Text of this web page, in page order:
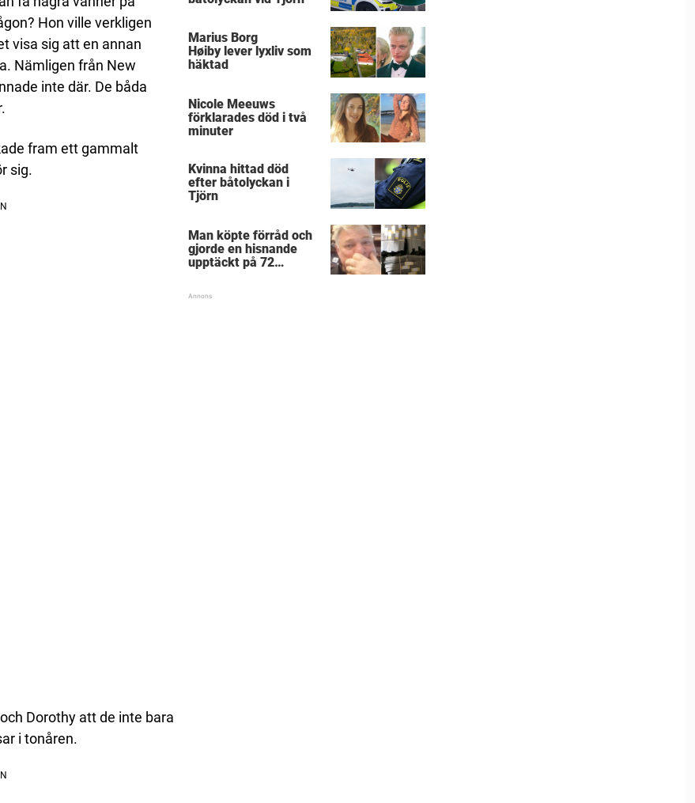
Hon ville verkligen
visa sig att en annan
Nämligen från New
inte där. De båda
fram ett gammalt
sig.
Dorothy att de inte bara
i tonåren.
Marius Borg
Høiby lever lyxliv som
häktad
Nicole Meeuws
förklarades död i två
minuter
Kvinna hittad död
efter båtolyckan i
Tjörn
Man köpte förråd och
gjorde en hisnande
upptäckt på 72